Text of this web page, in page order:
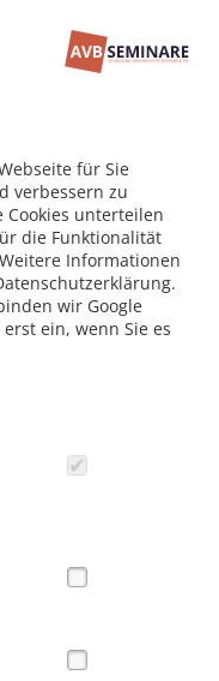
für Sie
verbessern zu
Cookies unterteilen
die Funktionalität
Informationen
wir Google
ein, wenn Sie es